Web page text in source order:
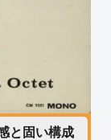
と固い構成